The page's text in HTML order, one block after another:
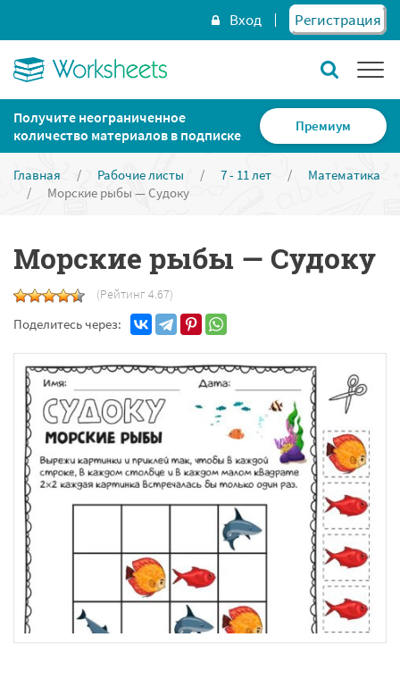
Вход Регистрация
Получите неограниченное
количество материалов в подписке
Премиум
Главная / Рабочие листы / 7 - 11 лет /
Математика
/
Морские рыбы — Судоку
Морские рыбы — Судоку
(Рейтинг 4.67)
Поделитесь через: